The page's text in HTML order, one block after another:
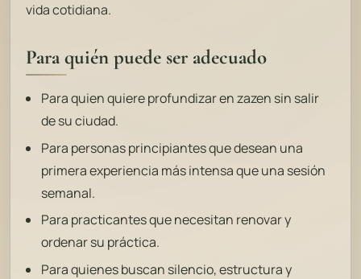
vida cotidiana.
Para quién puede ser adecuado
Para quien quiere profundizar en zazen sin salir
de su ciudad.
Para personas principiantes que desean una
primera experiencia más intensa que una sesión
semanal.
Para practicantes que necesitan renovar y
ordenar su práctica.
Para quienes buscan silencio, estructura y